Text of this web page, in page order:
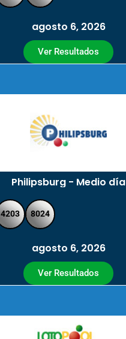
agosto 6, 2026
Ver Resultados
Philipsburg - Medio día
4203 8024
agosto 6, 2026
Ver Resultados